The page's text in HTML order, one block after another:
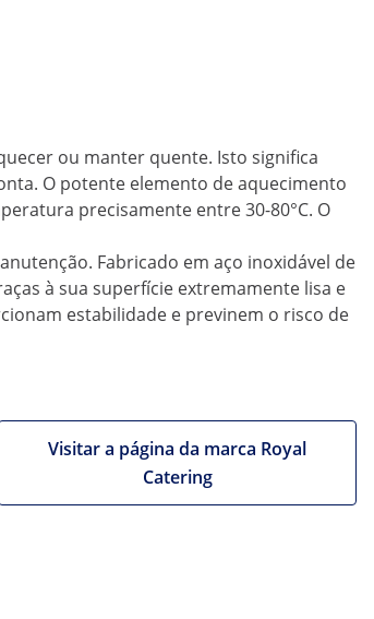
ou manter quente. Isto significa
O potente elemento de aquecimento
precisamente entre 30-80°C. O
Fabricado em aço inoxidável de
à sua superfície extremamente lisa e
estabilidade e previnem o risco de
Visitar a página da marca Royal
Catering